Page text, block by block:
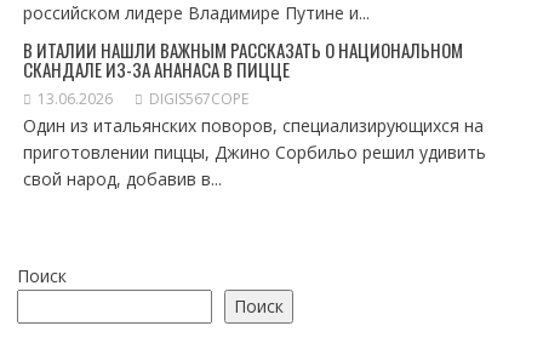
российском лидере Владимире Путине и...
В ИТАЛИИ НАШЛИ ВАЖНЫМ РАССКАЗАТЬ О НАЦИОНАЛЬНОМ
СКАНДАЛЕ ИЗ-ЗА АНАНАСА В ПИЦЦЕ
13.06.2026 DIGIS567COPE
Один из итальянских поворов, специализирующихся на
приготовлении пиццы, Джино Сорбильо решил удивить
свой народ, добавив в...
Поиск
Поиск